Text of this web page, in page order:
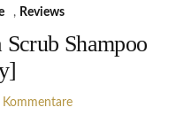
, Reviews
Shampoo
Kommentare